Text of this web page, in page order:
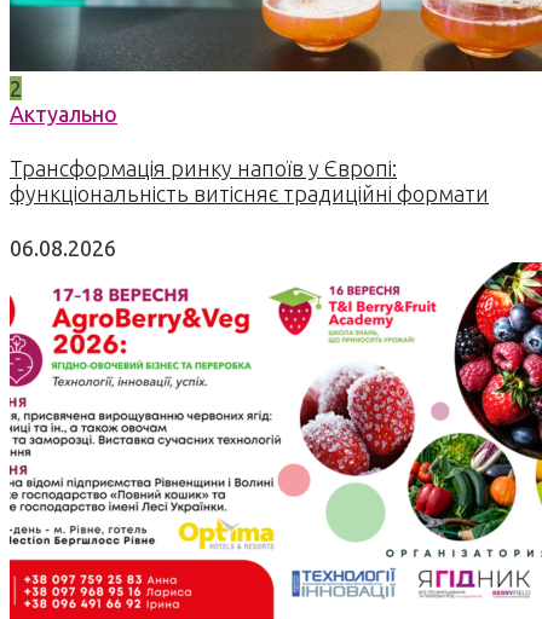
2
Актуально
Трансформація ринку напоїв у Європі:
функціональність витісняє традиційні формати
06.08.2026